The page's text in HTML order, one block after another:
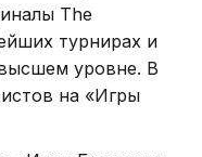
The
турнирах и
уровне. В
на «Игры